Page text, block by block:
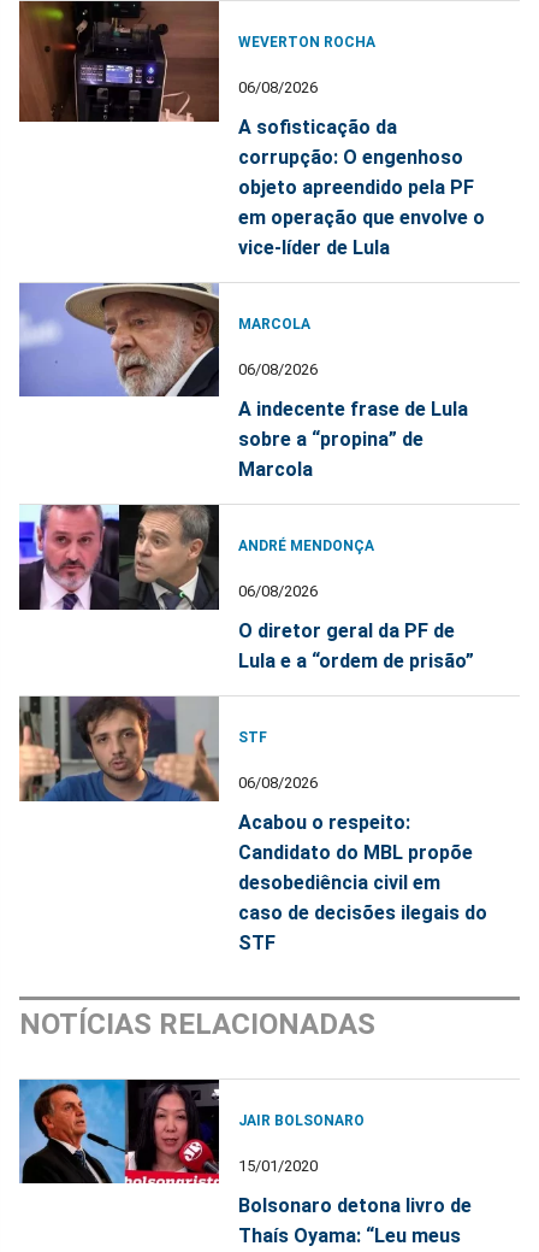
WEVERTON ROCHA
06/08/2026
A sofisticação da
corrupção: O engenhoso
objeto apreendido pela PF
em operação que envolve o
vice-líder de Lula
MARCOLA
06/08/2026
A indecente frase de Lula
sobre a “propina” de
Marcola
ANDRÉ MENDONÇA
06/08/2026
O diretor geral da PF de
Lula e a “ordem de prisão”
STF
06/08/2026
Acabou o respeito:
Candidato do MBL propõe
desobediência civil em
caso de decisões ilegais do
STF
NOTÍCIAS RELACIONADAS
JAIR BOLSONARO
15/01/2020
Bolsonaro detona livro de
Thaís Oyama: “Leu meus